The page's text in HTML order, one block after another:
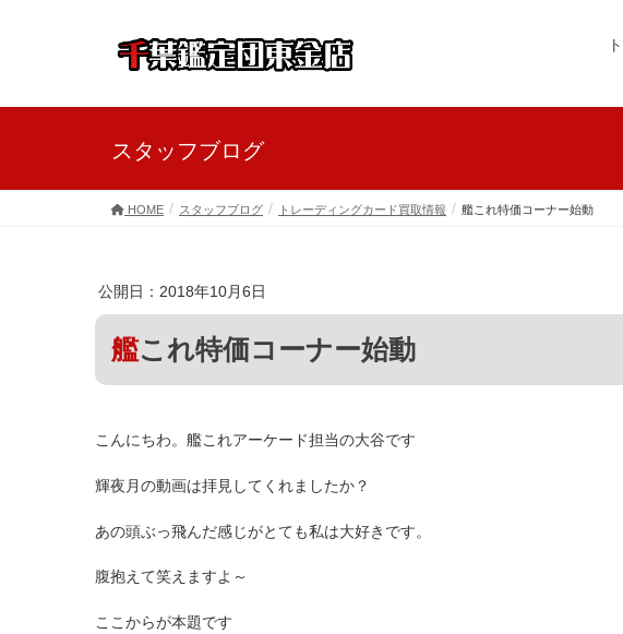
スタッフブログ
HOME スタッフブログ トレーディングカード買取情報 艦これ特価コーナー始動
公開日：2018年10月6日
艦これ特価コーナー始動
こんにちわ。艦これアーケード担当の大谷です
輝夜月の動画は拝見してくれましたか？
あの頭ぶっ飛んだ感じがとても私は大好きです。
腹抱えて笑えますよ～
ここからが本題です